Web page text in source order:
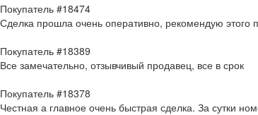
Покупатель #18474
Сделка прошла очень оперативно, рекомендую этого
Покупатель #18389
Все замечательно, отзывчивый продавец, все в срок
Покупатель #18378
Честная а главное очень быстрая сделка. За сутки